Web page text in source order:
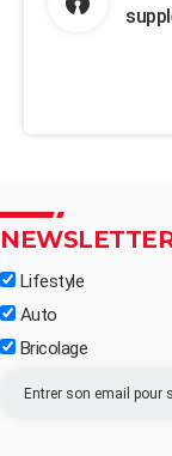
Lifestyle
Auto
Bricolage